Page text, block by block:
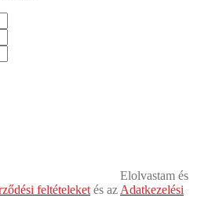
Elolvastam és
feltételeket és az Adatkezelési